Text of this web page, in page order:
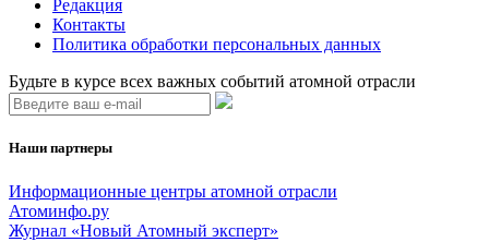
Редакция
Контакты
Политика обработки персональных данных
Будьте в курсе всех важных событий атомной отрасли
Наши партнеры
Информационные центры атомной отрасли
Атоминфо.ру
Журнал «Новый Атомный эксперт»